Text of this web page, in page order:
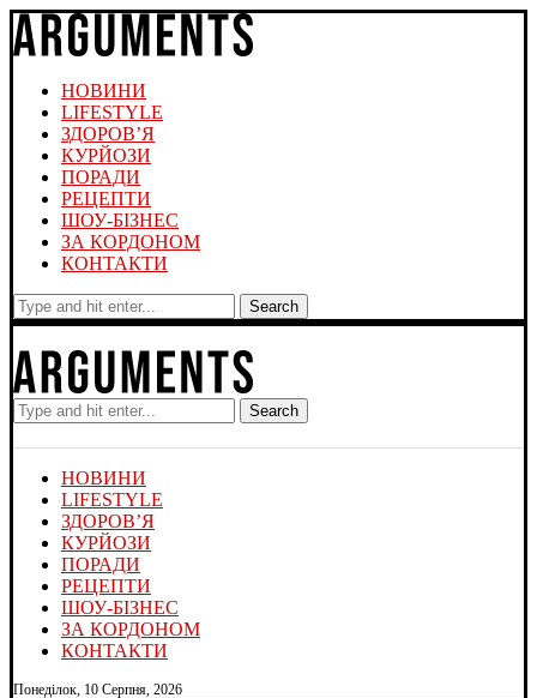
НОВИНИ
LIFESTYLE
ЗДОРОВ’Я
КУРЙОЗИ
ПОРАДИ
РЕЦЕПТИ
ШОУ-БІЗНЕС
ЗА КОРДОНОМ
КОНТАКТИ
Search
Search
НОВИНИ
LIFESTYLE
ЗДОРОВ’Я
КУРЙОЗИ
ПОРАДИ
РЕЦЕПТИ
ШОУ-БІЗНЕС
ЗА КОРДОНОМ
КОНТАКТИ
Понеділок, 10 Серпня, 2026